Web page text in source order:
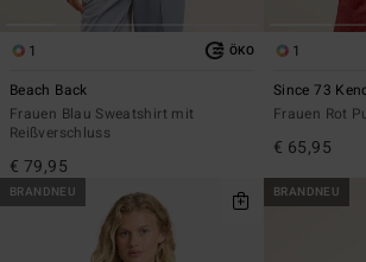
1 ÖKO
Beach Back
Frauen Blau Sweatshirt mit
Reißverschluss
€ 79,95
1
Since 73
Frauen Rot
€ 65,95
BRANDNEU BRANDNEU